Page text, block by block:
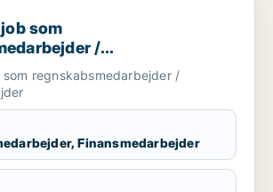
som regnskabsmedarbejder /
som
/
som regnskabsmedarbejder /
Finansmedarbejder